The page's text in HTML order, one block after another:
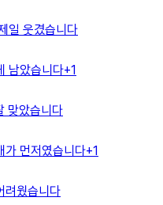
일 웃겼습니다
남았습니다+1
맞았습니다
가 먼저였습니다+1
려웠습니다